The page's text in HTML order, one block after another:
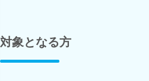
対象となる方